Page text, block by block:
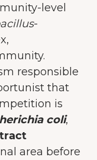
level
-
responsible
that
is
coli,
area before